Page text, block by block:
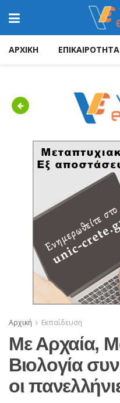
ΑΡΧΙΚΗ ΕΠΙΚΑΙΡΟΤΗΤΑ
Previous
Αρχική Εκπαίδευση
Με Αρχαία,
Βιολογία
οι